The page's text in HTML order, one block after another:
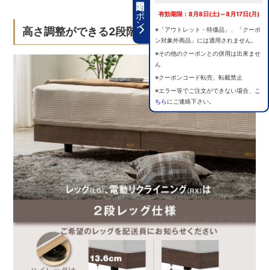
期間限定クーポン 有効期限：8月8日(土)～8月17日(月)
※「アウトレット・特価品」、「クーポ
ン対象外商品」には適用されません。
※その他のクーポンとの併用は出来ませ
ん
※クーポンコード転売、転載禁止
※エラー等でご注文ができない場合、
こ
ちらにご連絡下さい。
高さ調整ができる2段階レッグ仕様